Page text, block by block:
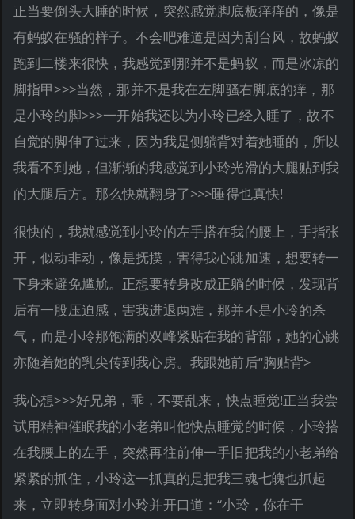
正当要倒头大睡的时候，突然感觉脚底板痒痒的，像是
有蚂蚁在骚的样子。不会吧难道是因为刮台风，故蚂蚁
跑到二楼来很快，我感觉到那并不是蚂蚁，而是冰凉的
脚指甲>>>当然，那并不是我在左脚骚右脚底的痒，那
是小玲的脚>>>一开始我还以为小玲已经入睡了，故不
自觉的脚伸了过来，因为我是侧躺背对着她睡的，所以
我看不到她，但渐渐的我感觉到小玲光滑的大腿贴到我
的大腿后方。那么快就翻身了>>>睡得也真快!
很快的，我就感觉到小玲的左手搭在我的腰上，手指张
开，似动非动，像是抚摸，害得我心跳加速，想要转一
下身来避免尴尬。正想要转身改成正躺的时候，发现背
后有一股压迫感，害我进退两难，那并不是小玲的杀
气，而是小玲那饱满的双峰紧贴在我的背部，她的心跳
亦随着她的乳尖传到我心房。我跟她前后“胸贴背>
我心想>>>好兄弟，乖，不要乱来，快点睡觉!正当我尝
试用精神催眠我的小老弟叫他快点睡觉的时候，小玲搭
在我腰上的左手，突然再往前伸一手旧把我的小老弟给
紧紧的抓住，小玲这一抓真的是把我三魂七魄也抓起
来，立即转身面对小玲并开口道：“小玲，你在干